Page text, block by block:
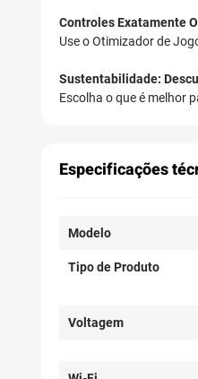
Controles Exatamente
Use o Otimizador de
Sustentabilidade:
Escolha o que é melhor
Especificações
Modelo
Tipo de Produto
Voltagem